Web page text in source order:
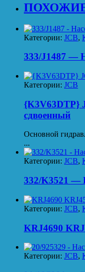
Категории: JCB,
333/J1487 —
Категории: JCB
{K3V63DTP}
сдвоенный
Основной
...
Категории: JCB,
332/K3521 —
Категории: JCB,
KRJ4690
Категории: JCB,